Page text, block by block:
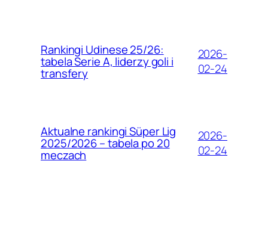
Rankingi Udinese 25/26:
tabela Serie A, liderzy goli i
transfery
2026-
02-24
Aktualne rankingi Süper Lig
2025/2026 – tabela po 20
meczach
2026-
02-24